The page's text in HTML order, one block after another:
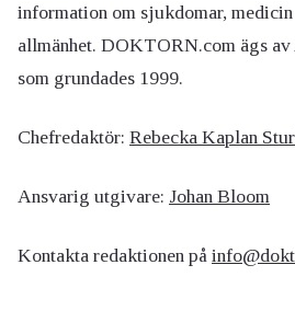
information om sjukdomar,
allmänhet. DOKTORN.com ägs
som grundades 1999.
Chefredaktör: Rebecka Kaplan
Ansvarig utgivare: Johan Bloom
Kontakta redaktionen på